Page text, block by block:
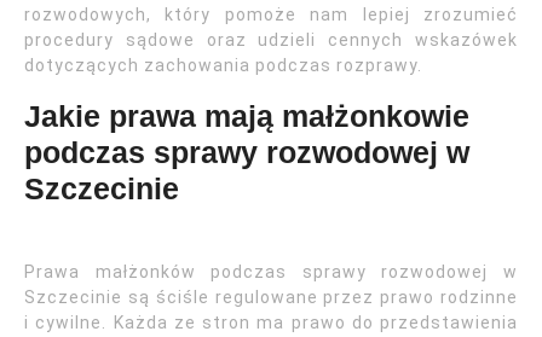
rozwodowych, który pomoże nam lepiej zrozumieć
procedury sądowe oraz udzieli cennych wskazówek
dotyczących zachowania podczas rozprawy.
Jakie prawa mają małżonkowie
podczas sprawy rozwodowej w
Szczecinie
Prawa małżonków podczas sprawy rozwodowej w
Szczecinie są ściśle regulowane przez prawo rodzinne
i cywilne. Każda ze stron ma prawo do przedstawienia